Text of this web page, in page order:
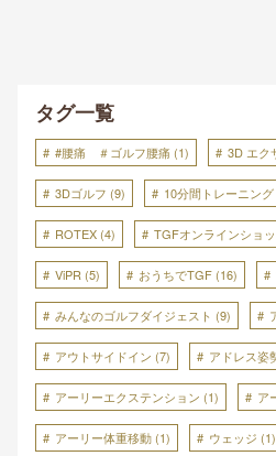
タグ一覧
#腰痛 ＃ゴルフ腰痛 (1) 3D エク
3Dゴルフ (9) 10分間トレーニング
ROTEX (4) TGFオンラインショ
ViPR (5) おうちでTGF (16)
みんなのゴルフダイジェスト (9)
アウトサイドイン (7) アドレス姿
アーリーエクステンション (1) ア
アーリー体重移動 (1) ウェッジ (1)